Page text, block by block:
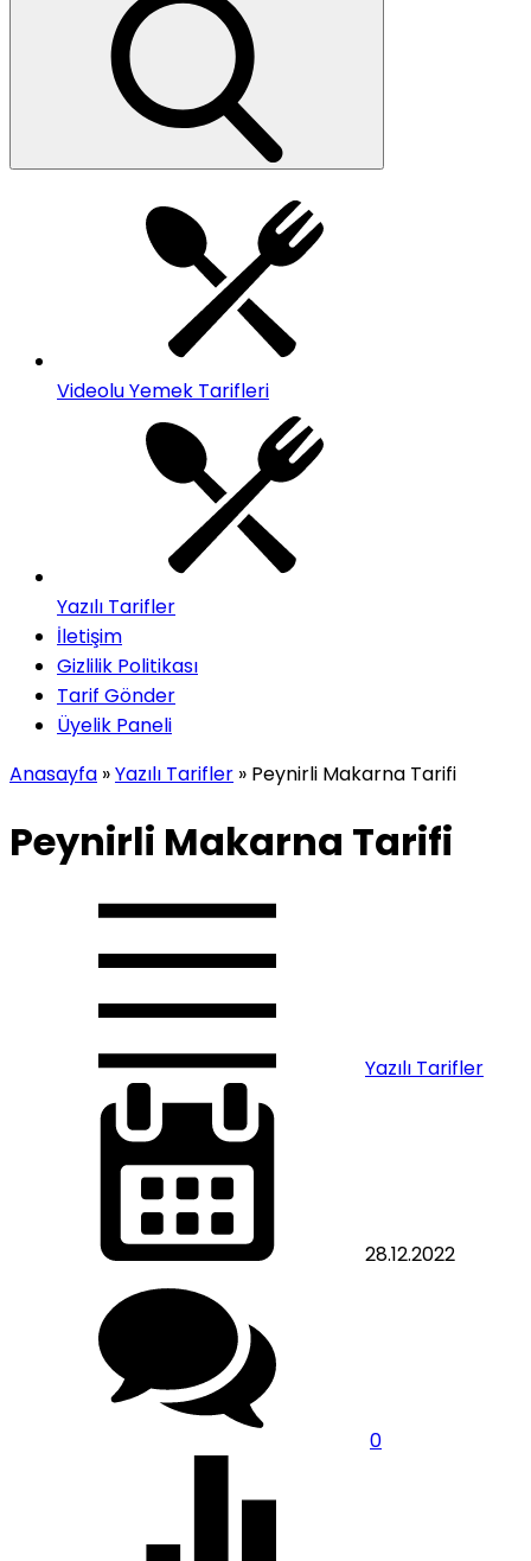
Videolu Yemek Tarifleri
Yazılı Tarifler
İletişim
Gizlilik Politikası
Tarif Gönder
Üyelik Paneli
Anasayfa »Yazılı Tarifler » Peynirli Makarna Tarifi
Peynirli Makarna Tarifi
Yazılı Tarifler
28.12.2022
0